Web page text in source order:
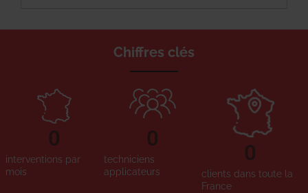
Chiffres clés
interventions par
mois
0
techniciens
applicateurs
0
clients dans toute la
France
0